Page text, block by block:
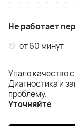
Не работает
от 60 минут
Упало качество
Диагностика и
проблему.
Уточняйте